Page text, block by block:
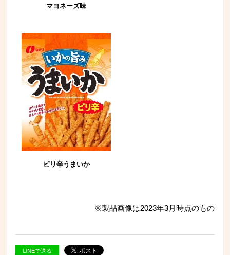
マヨネーズ味
ピリ辛うまいか
※製品画像は2023年3月時点のもの
LINEで送る